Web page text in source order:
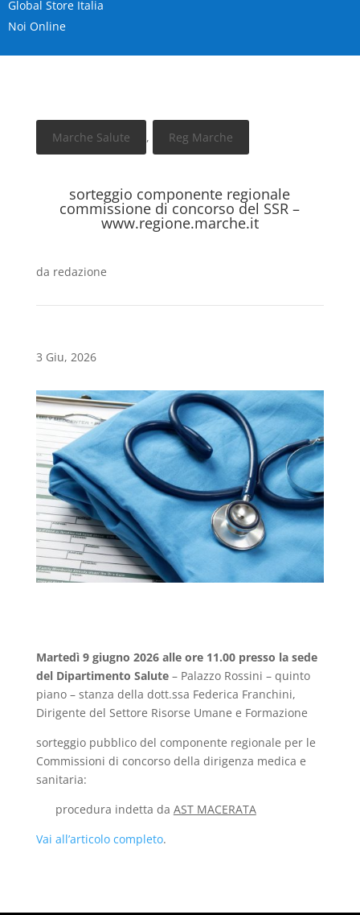
Global Store Italia
Noi Online
Marche Salute , Reg Marche
sorteggio componente regionale
commissione di concorso del SSR –
www.regione.marche.it
da redazione
3 Giu, 2026
Martedì 9 giugno 2026 alle ore 11.00 presso la sede
del Dipartimento Salute– Palazzo Rossini – quinto
piano – stanza della dott.ssa Federica Franchini,
Dirigente del Settore Risorse Umane e Formazione
sorteggio pubblico del componente regionale per le
Commissioni di concorso della dirigenza medica e
sanitaria:
procedura indetta da AST MACERATA
Vai all’articolo completo.